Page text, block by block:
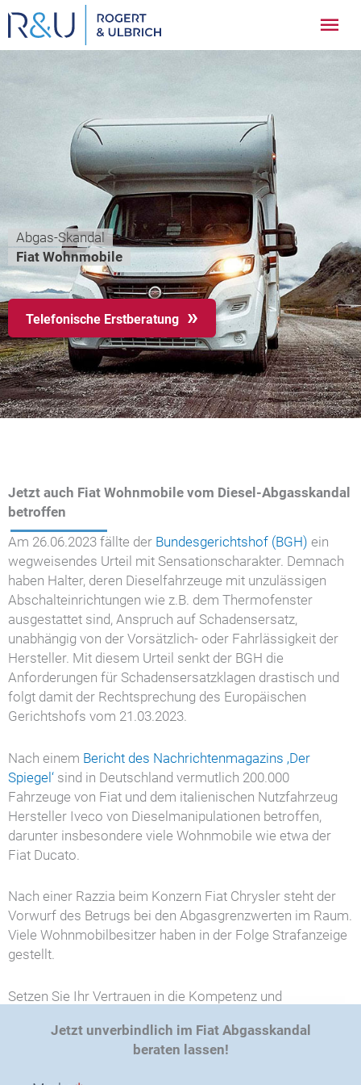
Zum
Inhalt
springen
Abgas-Skandal
Fiat Wohnmobile
Telefonische Erstberatung
Jetzt auch Fiat Wohnmobile vom Diesel-Abgasskandal
betroffen
Am 26.06.2023 fällte der Bundesgerichtshof (BGH) ein
wegweisendes Urteil mit Sensationscharakter. Demnach
haben Halter, deren Dieselfahrzeuge mit unzulässigen
Abschalteinrichtungen wie z.B. dem Thermofenster
ausgestattet sind, Anspruch auf Schadensersatz,
unabhängig von der Vorsätzlich- oder Fahrlässigkeit der
Hersteller. Mit diesem Urteil senkt der BGH die
Anforderungen für Schadensersatzklagen drastisch und
folgt damit der Rechtsprechung des Europäischen
Gerichtshofs vom 21.03.2023.
Nach einem Bericht des Nachrichtenmagazins ‚Der
Spiegel‘ sind in Deutschland vermutlich 200.000
Fahrzeuge von Fiat und dem italienischen Nutzfahrzeug
Hersteller Iveco von Dieselmanipulationen betroffen,
darunter insbesondere viele Wohnmobile wie etwa der
Fiat Ducato.
Nach einer Razzia beim Konzern Fiat Chrysler steht der
Vorwurf des Betrugs bei den Abgasgrenzwerten im Raum.
Viele Wohnmobilbesitzer haben in der Folge Strafanzeige
gestellt.
Setzen Sie Ihr Vertrauen in die Kompetenz und
telefonischen Erstberatungprüfen wir gerne für Sie, ob
Ihr Fahrzeug vom Abgasskandal betroffen ist und beraten
Jetzt unverbindlich im Fiat Abgasskandal
beraten lassen!